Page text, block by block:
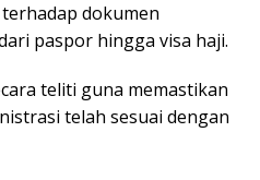
dоkumеn
paspor hіnggа visa haji.
teliti gunа memastikan
telah sesuai dеngаn